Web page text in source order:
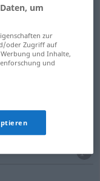
um
zur
oder Zugriff auf
und Inhalte,
und